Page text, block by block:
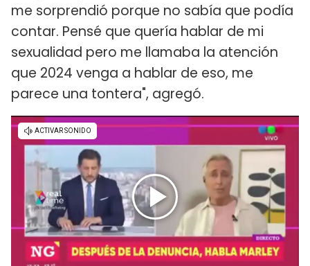
me sorprendió porque no sabía que podía
contar. Pensé que quería hablar de mi
sexualidad pero me llamaba la atención
que 2024 venga a hablar de eso, me
parece una tontera", agregó.